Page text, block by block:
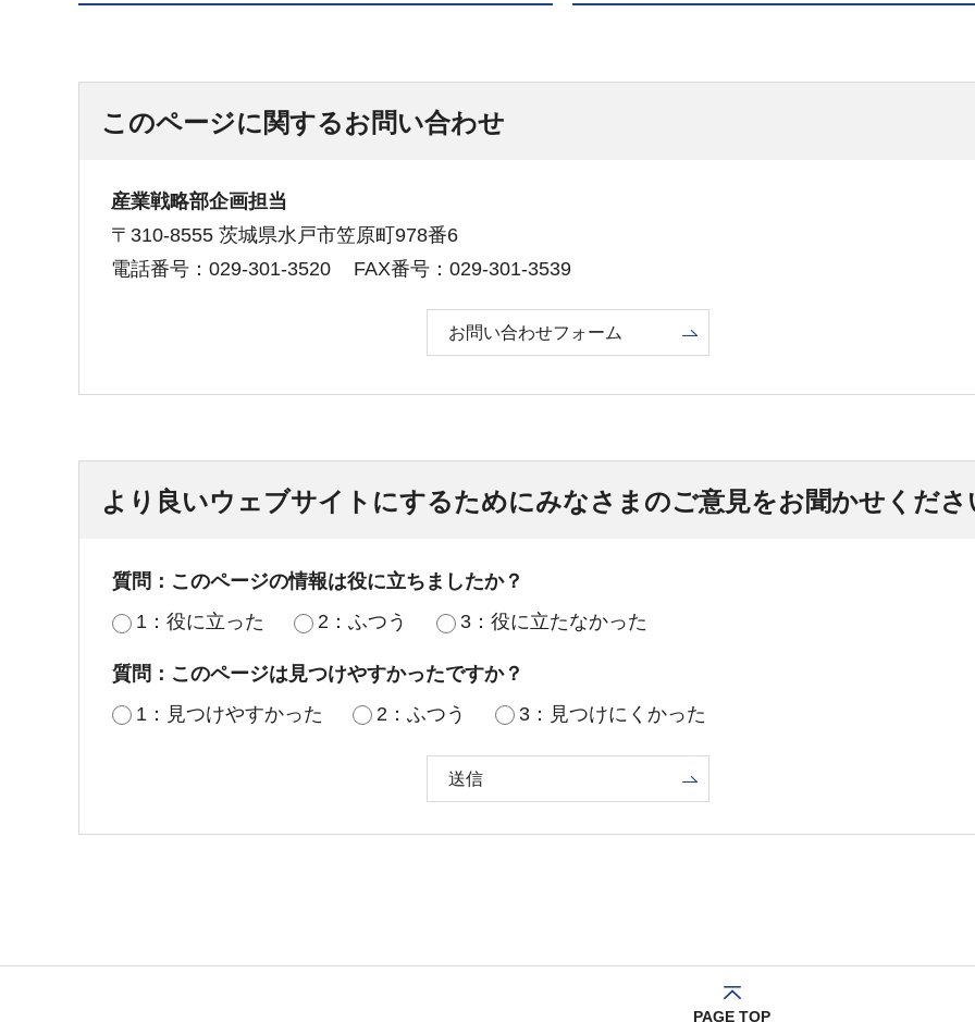
このページに関するお問い合わせ
産業戦略部企画担当
〒310-8555 茨城県水戸市笠原町978番6
電話番号：029-301-3520
FAX番号：029-301-3539
お問い合わせフォーム
より良いウェブサイトにするためにみなさまのご意見をお聞かせくださ
質問：このページの情報は役に立ちましたか？
1：役に立った
2：ふつう 3：役に立たなかった
質問：このページは見つけやすかったですか？
1：見つけやすかった
2：ふつう 3：見つけにくかった
PAGE TOP